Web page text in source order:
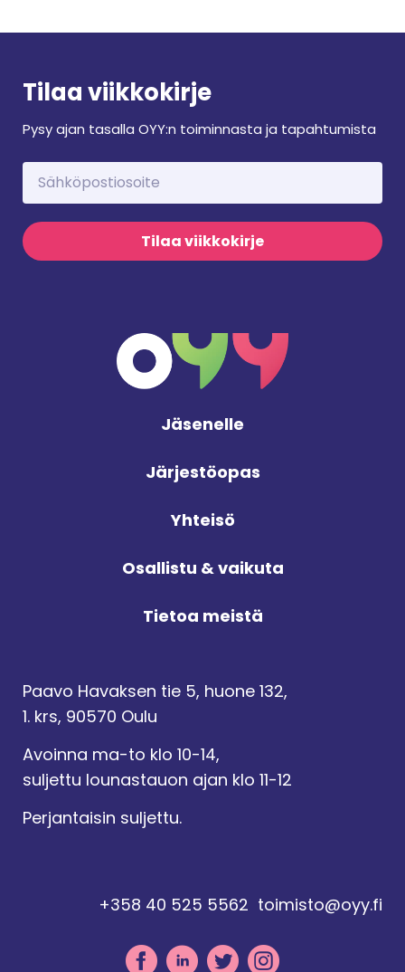
Tilaa viikkokirje
Pysy ajan tasalla OYY:n toiminnasta ja tapahtumista
Tilaa viikkokirje
Jäsenelle
Järjestöopas
Yhteisö
Osallistu & vaikuta
Tietoa meistä
Paavo Havaksen tie 5, huone 132,
1. krs, 90570 Oulu
Avoinna ma-to klo 10-14,
suljettu lounastauon ajan klo 11-12
Perjantaisin suljettu.
+358 40 525 5562 toimisto@oyy.fi